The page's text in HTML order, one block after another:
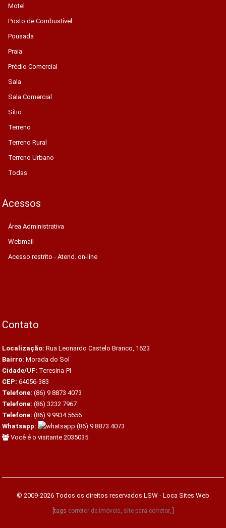
Motel
Posto de Combustível
Pousada
Praia
Prédio Comercial
Sala
Sala Comercial
Sítio
Terreno
Terreno Rural
Terreno Urbano
Todas
Acessos
Área Administrativa
Webmail
Acesso restrito - Atend. on-line
Contato
Localização: Rua Leonardo Castelo Branco, 1623
Bairro: Morada do Sol
Cidade/UF: Teresina-PI
CEP: 64056-383
Telefone: (86) 9 8873 4073
Telefone: (86) 3232 7967
Telefone: (86) 9 9934 5656
Whatsapp:
(86) 9 8873 4073
Você é o visitante 2035035
© 2009-2026 Todos os direitos reservados LSW - Loca Sites Web
[tags corretor de imóveis, site para corretor, ]